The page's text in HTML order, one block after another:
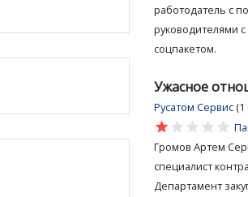
работодатель с
руководителями
соцпакетом.
Ужасное
Русатом Сервис
star
star
star
star
star
Громов Артем
специалист
Департамент